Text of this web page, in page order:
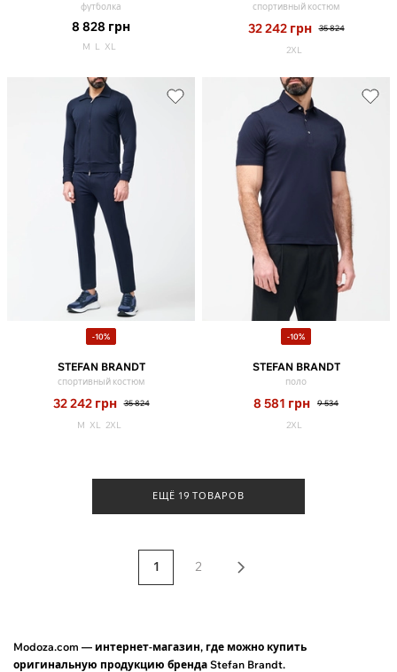
футболка
8 828 грн
M L XL
спортивный костюм
32 242 грн 35 824
2XL
-10%
STEFAN BRANDT
спортивный костюм
32 242 грн 35 824
M XL 2XL
-10%
STEFAN BRANDT
поло
8 581 грн 9 534
2XL
ЕЩЁ 19 ТОВАРОВ
1 2
Modoza.com — интернет-магазин, где можно купить
оригинальную продукцию бренда Stefan Brandt.